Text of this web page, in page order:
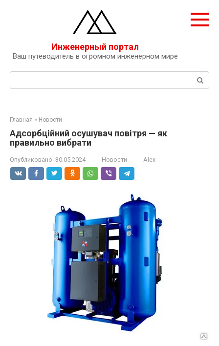
Инженерный портал
Ваш путеводитель в огромном инженерном мире
Поиск:
Главная » Новости
Адсорбційний осушувач повітря — як
правильно вибрати
Опубликовано: 30.05.2024 Новости Alex